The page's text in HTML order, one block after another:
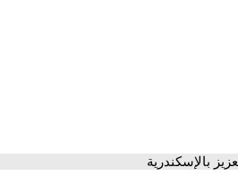
بالإسكندرية